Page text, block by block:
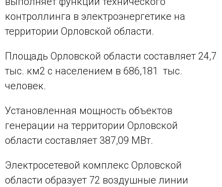
контроллинга в электроэнергетике на
территории Орловской области.
Площадь Орловской области составляет 24,7
тыс. км2 с населением в 686,181 тыс.
человек.
Установленная мощность объектов
генерации на территории Орловской
области составляет 387,09 МВт.
Электросетевой комплекс Орловской
области образует 72 воздушные линии